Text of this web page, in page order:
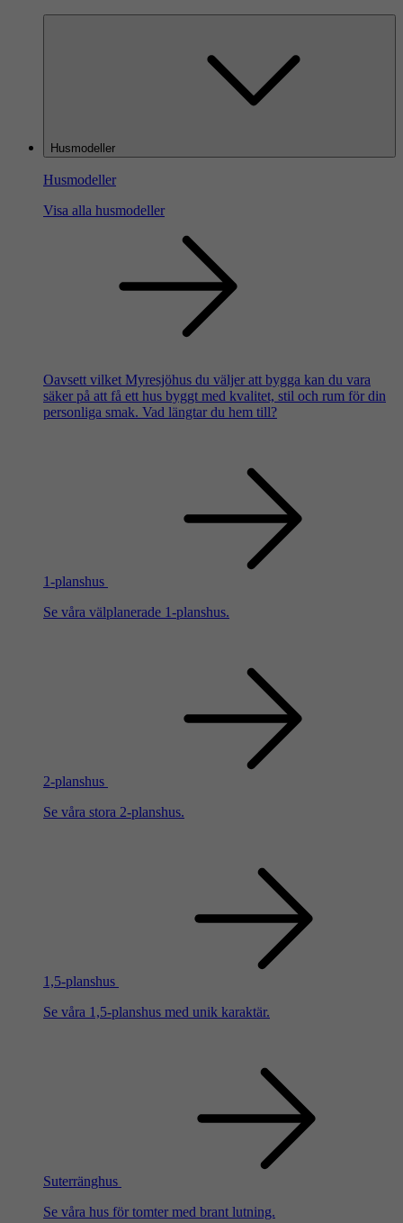
Husmodeller
Husmodeller
Visa alla husmodeller
Oavsett vilket Myresjöhus du väljer att bygga kan du vara
säker på att få ett hus byggt med kvalitet, stil och rum för din
personliga smak. Vad längtar du hem till?
1-planshus
Se våra välplanerade 1-planshus.
2-planshus
Se våra stora 2-planshus.
1,5-planshus
Se våra 1,5-planshus med unik karaktär.
Suterränghus
Se våra hus för tomter med brant lutning.